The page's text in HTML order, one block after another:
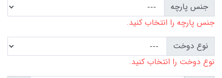
جنس پارچه
جنس پارچه را انتخاب کنید.
نوع دوخت
نوع دوخت را انتخاب کنید.